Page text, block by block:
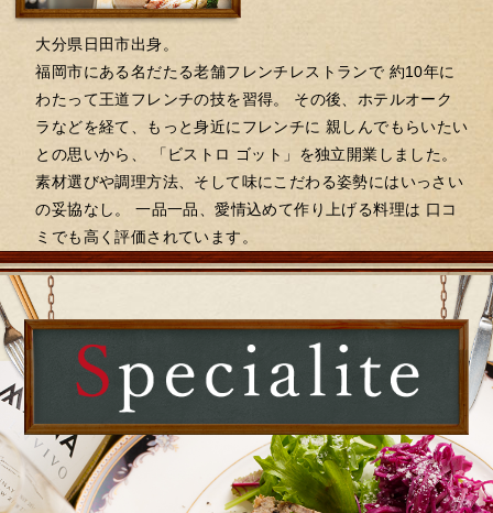
大分県日田市出身。
福岡市にある名だたる老舗フレンチレストランで 約10年に
わたって王道フレンチの技を習得。
その後、ホテルオーク
ラなどを経て、もっと身近にフレンチに 親しんでもらいたい
との思いから、
「ビストロ ゴット」を独立開業しました。
素材選びや調理方法、そして味にこだわる姿勢にはいっさい
の妥協なし。
一品一品、愛情込めて作り上げる料理は 口コ
ミでも高く評価されています。